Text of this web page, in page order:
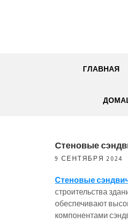
ГЛАВНАЯ
Стеновые
9 СЕНТЯБРЯ 2024
Стеновые
строительства
обеспечивают
компонентами